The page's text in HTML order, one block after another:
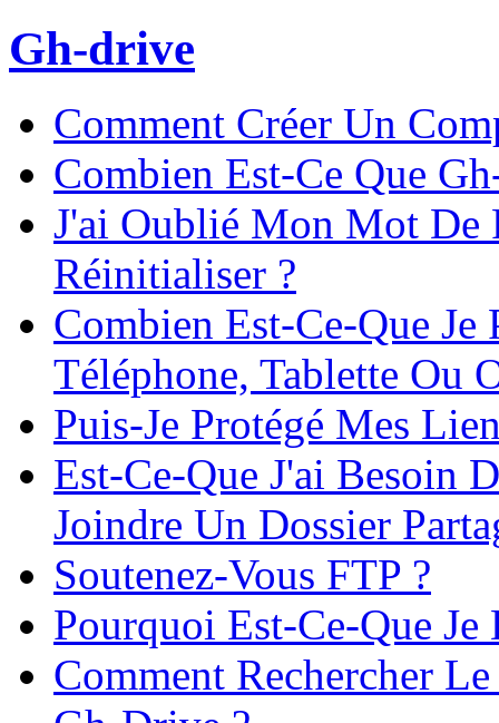
Gh-drive
Comment Créer Un
Combien Est-Ce Que
J'ai Oublié Mon Mot De
Réinitialiser ?
Combien Est-Ce-Que
Téléphone, Tablette Ou
Puis-Je Protégé Mes
Est-Ce-Que J'ai Besoin
Joindre Un Dossier
Soutenez-Vous FTP ?
Pourquoi Est-Ce-Que
Comment Rechercher